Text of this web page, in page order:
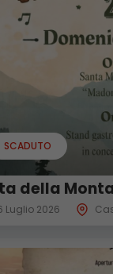
SCADUTO
della
Luglio 2026